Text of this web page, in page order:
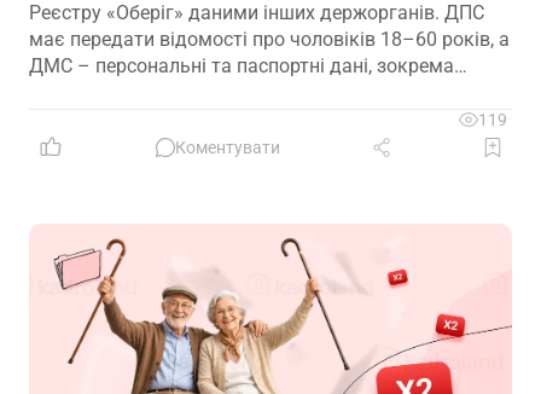
Реєстру «Оберіг» даними інших держорганів. ДПС
має передати відомості про чоловіків 18–60 років, а
ДМС – персональні та паспортні дані, зокрема
119
Коментувати